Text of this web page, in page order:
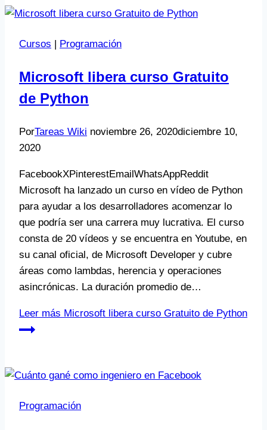
Cursos Programación
Microsoft libera curso Gratuito
de Python
PorTareas Wiki noviembre 26, 2020diciembre 10,
2020
FacebookXPinterestEmailWhatsAppReddit
Microsoft ha lanzado un curso en vídeo de Python
para ayudar a los desarrolladores acomenzar lo
que podría ser una carrera muy lucrativa. El curso
consta de 20 vídeos y se encuentra en Youtube, en
su canal oficial, de Microsoft Developer y cubre
áreas como lambdas, herencia y operaciones
asincrónicas. La duración promedio de…
Leer más Microsoft libera curso Gratuito de Python
Programación